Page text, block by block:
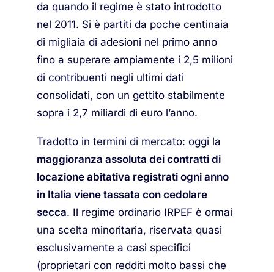
da quando il regime è stato introdotto
nel 2011. Si è partiti da poche centinaia
di migliaia di adesioni nel primo anno
fino a superare ampiamente i 2,5 milioni
di contribuenti negli ultimi dati
consolidati, con un gettito stabilmente
sopra i 2,7 miliardi di euro l’anno.
Tradotto in termini di mercato: oggi la
maggioranza assoluta dei contratti di
locazione abitativa registrati ogni anno
in Italia viene tassata con cedolare
secca. Il regime ordinario IRPEF è ormai
una scelta minoritaria, riservata quasi
esclusivamente a casi specifici
(proprietari con redditi molto bassi che